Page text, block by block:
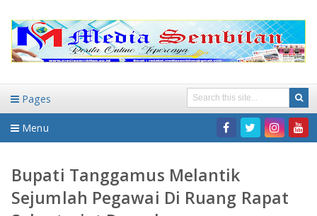
Pages
Menu
DAERAH
Bupati Tanggamus Melantik
Sejumlah Pegawai Di Ruang Rapat